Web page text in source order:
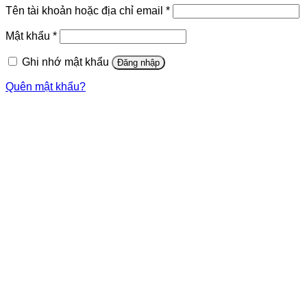
Tên tài khoản hoặc địa chỉ email *Bắt
buộc
Mật khẩu *Bắt
buộc
Ghi nhớ mật khẩu
Đăng nhập
Quên mật khẩu?